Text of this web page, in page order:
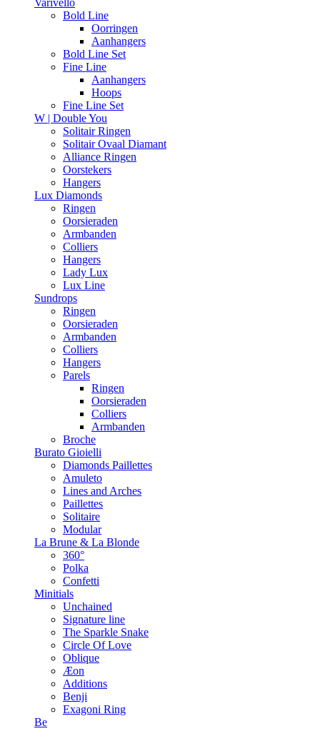
Varivello
Bold Line
Oorringen
Aanhangers
Bold Line Set
Fine Line
Aanhangers
Hoops
Fine Line Set
W | Double You
Solitair Ringen
Solitair Ovaal Diamant
Alliance Ringen
Oorstekers
Hangers
Lux Diamonds
Ringen
Oorsieraden
Armbanden
Colliers
Hangers
Lady Lux
Lux Line
Sundrops
Ringen
Oorsieraden
Armbanden
Colliers
Hangers
Parels
Ringen
Oorsieraden
Colliers
Armbanden
Broche
Burato Gioielli
Diamonds Paillettes
Amuleto
Lines and Arches
Paillettes
Solitaire
Modular
La Brune & La Blonde
360°
Polka
Confetti
Minitials
Unchained
Signature line
The Sparkle Snake
Circle Of Love
Oblique
Æon
Additions
Benji
Exagoni Ring
Be